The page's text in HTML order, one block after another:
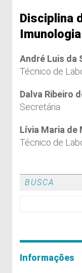
Disciplina
Imunologia
André Luis da
Técnico de
Dalva Ribeiro
Secretária
Lívia Maria de
Técnico de
BUSCA
Informações